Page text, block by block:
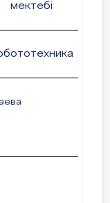
мектебі